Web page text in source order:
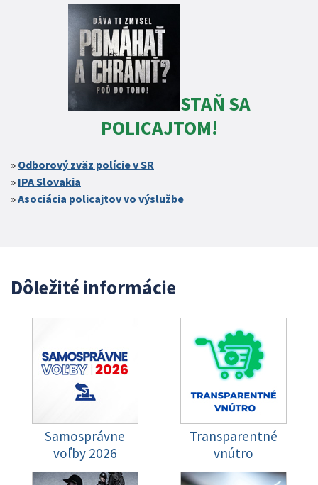
STAŇ SA
POLICAJTOM!
Odborový zväz polície v SR
IPA Slovakia
Asociácia policajtov vo výslužbe
Dôležité informácie
Samosprávne
voľby 2026
Transparentné
vnútro